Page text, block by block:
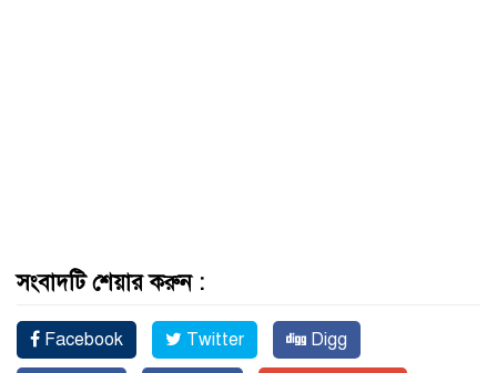
সংবাদটি শেয়ার করুন :
Facebook Twitter Digg